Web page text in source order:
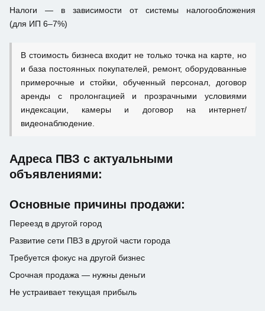
Налоги — в зависимости от системы налогообложения
(для ИП 6–7%)
В стоимость бизнеса входит не только точка на карте, но
и база постоянных покупателей, ремонт, оборудованные
примерочные и стойки, обученный персонал, договор
аренды с пролонгацией и прозрачными условиями
индексации, камеры и договор на интернет/
видеонаблюдение.
Адреса ПВЗ с актуальными
объявлениями:
Основные причины продажи:
Переезд в другой город
Развитие сети ПВЗ в другой части города
Требуется фокус на другой бизнес
Срочная продажа — нужны деньги
Не устраивает текущая прибыль